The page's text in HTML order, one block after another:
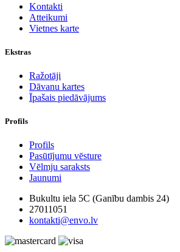
Kontakti
Atteikumi
Vietnes karte
Ekstras
Ražotāji
Dāvanu kartes
Īpašais piedāvājums
Profils
Profils
Pasūtījumu vēsture
Vēlmju saraksts
Jaunumi
Bukultu iela 5C (Ganību dambis 24)
27011051
kontakti@envo.lv